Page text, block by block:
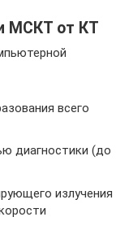
МСКТ от КТ
всего
диагностики (до
излучения